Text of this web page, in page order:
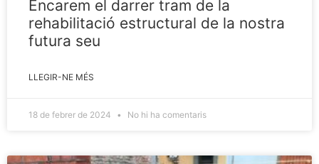
Encarem el darrer tram de la
rehabilitació estructural de la nostra
futura seu
LLEGIR-NE MÉS
18 de febrer de 2024 No hi ha comentaris